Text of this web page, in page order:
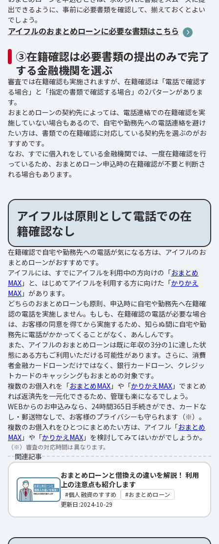
出できるように、事前に必要書類を確認して、揃えておくとよい
でしょう。
アイフルのおまとめローンに必要な書類はこちら
③在籍確認は必要書類の提出のみで完了
する金融機関を選ぶ
審査では在籍確認も実施されますが、在籍確認は「電話で確認す
る場合」と「指定の書類で確認する場合」の2パターンがありま
す。
おまとめローンの契約先によっては、電話連絡での在籍確認を実
施していない場合もあるので、自宅や勤務先への電話連絡を避け
たい方は、書類での在籍確認に対応している契約先を選ぶのがお
すすめです。
なお、すでに借入れをしている金融機関では、一度在籍確認を行
っているため、おまとめローン申込時の在籍確認が不要と判断さ
れる場合もあります。
アイフルは原則として電話での在
籍確認なし
在籍確認で自宅や勤務先への電話が気になる方は、アイフルのお
まとめローンがおすすめです。
アイフルには、すでにアイフルを利用中の方向けの「おまとめ
MAX 」と、はじめてアイフルを利用する方に向けた「かりかえ
MAX 」があります。
どちらのおまとめローンも原則、申込時に自宅や勤務先へ在籍確
認の電話を実施しません。もしも、在籍確認の電話が必要な場合
は、お客様の同意を得てから実施するため、知らぬ間に自宅や勤
務先に電話がかかってくることがなく、あんしんです。
また、アイフルのおまとめローンは既に年収の3分の1に達した状
態にある方もご利用いただける可能性があります。さらに、消費
者金融カードローンだけではなく、銀行カードローン、クレジッ
トカードのキャッシングもおまとめの対象です。
複数のお借入れを「おまとめMAX 」や「かりかえMAX 」でまとめ
れば返済先を一元化できるため、管理も楽になるでしょう。
WEBからのお申込みなら、24時間365日手続きができ、カードな
し・郵送物なしで、お客様のプライバシーも守られます（※）。
複数のお借入れをひとつにまとめたい方は、アイフル「おまとめ
MAX 」や「かりかえMAX 」を検討してみてはいかがでしょうか。
（※） 審査の対応時間は異なります。
関連記事
おまとめローンと借換えの違いを解説！ 利用
上の注意点も紹介します
個人融資のすすめ
おまとめローン
更新日:2024-10-29